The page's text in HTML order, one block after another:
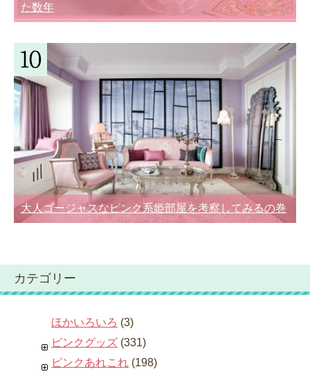
た数年
大人ゴージャスなピンク系姫部屋を考察してみるの巻
カテゴリー
ほかいろいろ (3)
ピンクグッズ (331)
ピンクあれこれ (198)